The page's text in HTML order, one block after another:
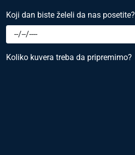
Koji dan biste želeli da nas posetite?
Koliko kuvera treba da pripremimo?